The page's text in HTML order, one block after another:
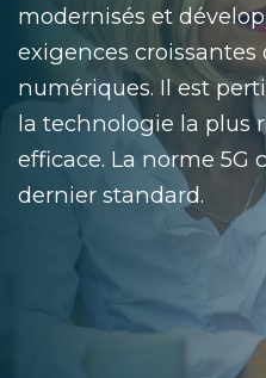
modernisés et
exigences croissantes
numériques. Il est
la technologie la plus
efficace. La norme 5G
dernier standard.